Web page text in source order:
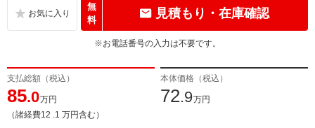
無
料
見積もり・在庫確認
※お電話番号の入力は不要です。
支払総額（税込）
85.0万円
（諸経費12 .1 万円含む）
本体価格（税込）
72.9万円